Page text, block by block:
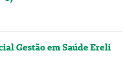
Gestão em Saúde Ereli